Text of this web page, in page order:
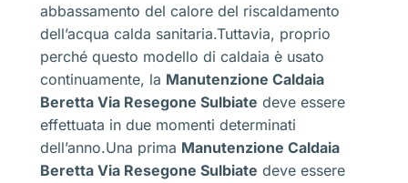
abbassamento del calore del riscaldamento
dell’acqua calda sanitaria.Tuttavia, proprio
perché questo modello di caldaia è usato
continuamente, la Manutenzione Caldaia
Beretta Via Resegone Sulbiate deve essere
effettuata in due momenti determinati
dell’anno.Una prima Manutenzione Caldaia
Beretta Via Resegone Sulbiate deve essere